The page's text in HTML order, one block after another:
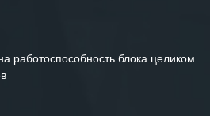
работоспособность блока целиком